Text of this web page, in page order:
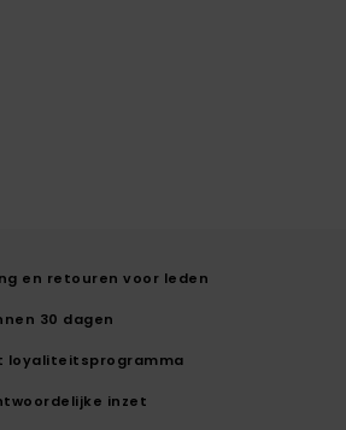
en retouren voor leden
30 dagen
loyaliteitsprogramma
inzet